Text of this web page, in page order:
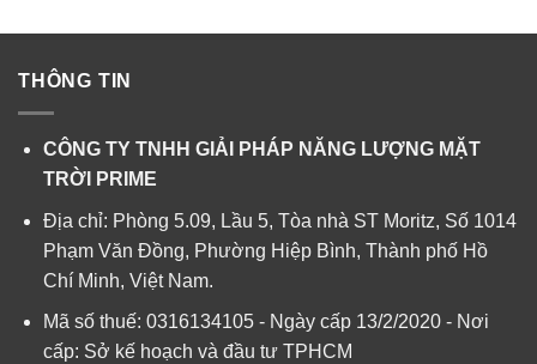
THÔNG TIN
CÔNG TY TNHH GIẢI PHÁP NĂNG LƯỢNG MẶT
TRỜI PRIME
Địa chỉ: Phòng 5.09, Lầu 5, Tòa nhà ST Moritz, Số 1014
Phạm Văn Đồng, Phường Hiệp Bình, Thành phố Hồ
Chí Minh, Việt Nam.
Mã số thuế: 0316134105 - Ngày cấp 13/2/2020 - Nơi
cấp: Sở kế hoạch và đầu tư TPHCM